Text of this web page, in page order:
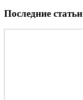
Последние статьи